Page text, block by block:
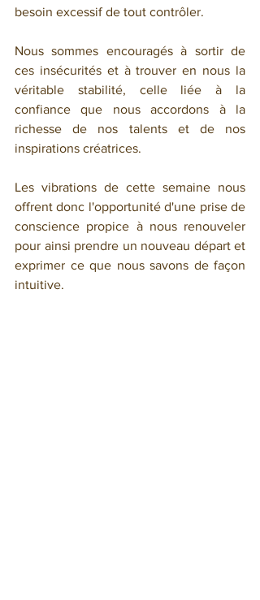
besoin excessif de tout contrôler.
Nous sommes encouragés à sortir de
ces insécurités et à trouver en nous la
véritable stabilité, celle liée à la
confiance que nous accordons à la
richesse de nos talents et de nos
inspirations créatrices.
Les vibrations de cette semaine nous
offrent donc l'opportunité d'une prise de
conscience propice à nous renouveler
pour ainsi prendre un nouveau départ et
exprimer ce que nous savons de façon
intuitive.